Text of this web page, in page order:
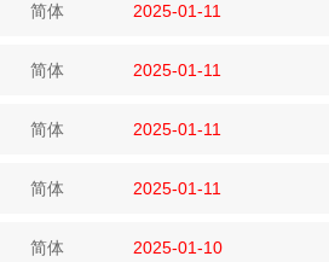
简体 2025-01-11
简体 2025-01-11
简体 2025-01-11
简体 2025-01-11
简体 2025-01-10